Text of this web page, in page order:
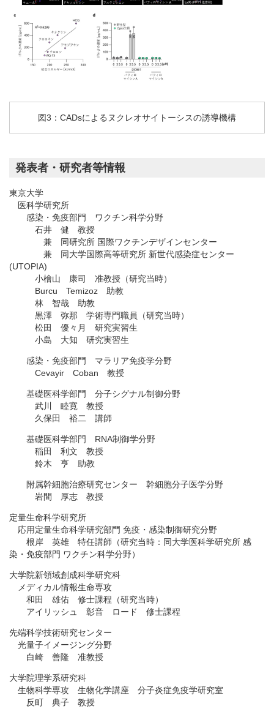
図3：CADsによるヌクレオサイトーシスの誘導機構
発表者・研究者等情報
東京大学
医科学研究所
感染・免疫部門 ワクチン科学分野
石井 健 教授
兼 同研究所 国際ワクチンデザインセンター
兼 同大学国際高等研究所 新世代感染症センター
(UTOPIA)
小檜山 康司 准教授（研究当時）
Burcu Temizoz 助教
林 智哉 助教
黒澤 弥那 学術専門職員（研究当時）
松田 優々月 研究実習生
小島 大知 研究実習生
感染・免疫部門 マラリア免疫学分野
Cevayir Coban 教授
基礎医科学部門 分子シグナル制御分野
武川 睦寛 教授
久保田 裕二 講師
基礎医科学部門 RNA制御学分野
稲田 利文 教授
鈴木 亨 助教
附属幹細胞治療研究センター 幹細胞分子医学分野
岩間 厚志 教授
定量生命科学研究所
応用定量生命科学研究部門 免疫・感染制御研究分野
根岸 英雄 特任講師（研究当時：同大学医科学研究所 感
染・免疫部門 ワクチン科学分野）
大学院新領域創成科学研究科
メディカル情報生命専攻
和田 雄佑 修士課程（研究当時）
アイリッシュ 彰音 ロード 修士課程
先端科学技術研究センター
光量子イメージング分野
白崎 善隆 准教授
大学院理学系研究科
生物科学専攻 生物化学講座 分子炎症免疫学研究室
反町 典子 教授